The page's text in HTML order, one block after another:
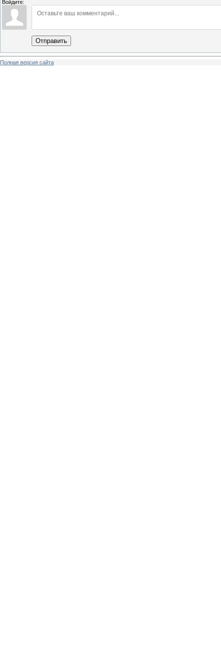
Войдите:
Отправить
Полная версия сайта